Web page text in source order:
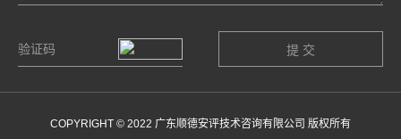
COPYRIGHT © 2022 广东顺德安评技术咨询有限公司 版权所有